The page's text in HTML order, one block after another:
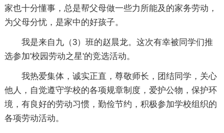
家也十分懂事，总是帮父母做一些力所能及的家务劳动，
为父母分忧，是家中的好孩子。
我是来自九（3）班的赵晨龙。这次有幸被同学们推
选参加'校园劳动之星'的竞选活动。
我热爱集体，诚实正直，尊敬师长，团结同学，关心
他人，自觉遵守学校的各项规章制度，爱护公物，保护环
境，有良好的劳动习惯，勤俭节约，积极参加学校组织的
各项劳动活动。